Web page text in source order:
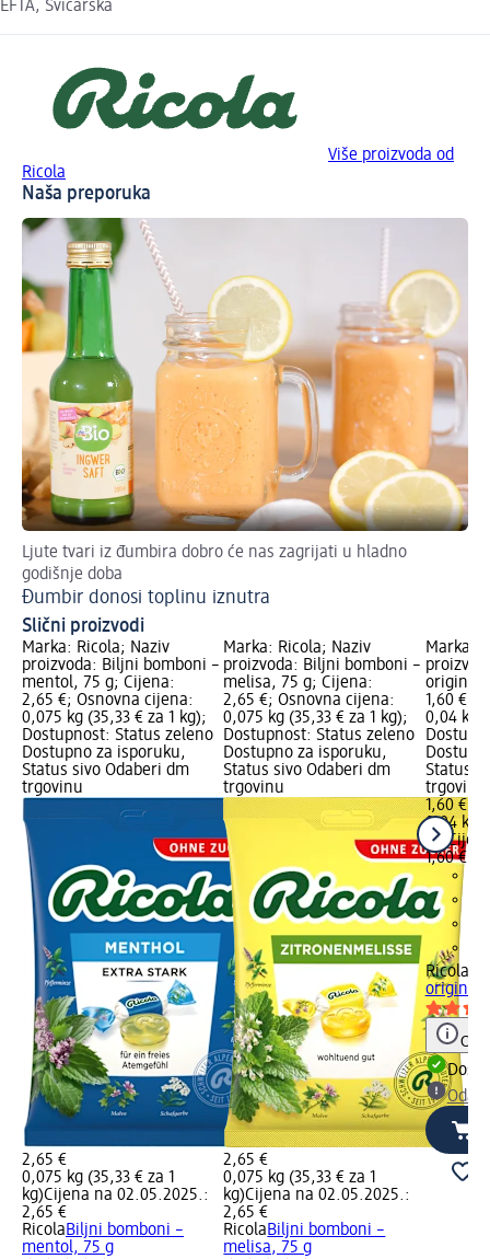
EFTA, Švicarska
Više proizvoda od
Ricola
Naša preporuka
Ljute tvari iz đumbira dobro će nas zagrijati u hladno
godišnje doba
Đumbir donosi toplinu iznutra
Slični proizvodi
Marka: Ricola; Naziv
proizvoda: Biljni bomboni –
mentol, 75 g; Cijena:
2,65 €; Osnovna cijena:
0,075 kg (35,33 € za 1 kg);
Dostupnost: Status zeleno
Dostupno za isporuku,
Status sivo Odaberi dm
trgovinu
2,65 €
0,075 kg (35,33 € za 1
kg)Cijena na 02.05.2025.:
2,65 €
RicolaBiljni bomboni –
mentol, 75 g
Marka: Ricola; Naziv
proizvoda: Biljni bomboni –
melisa, 75 g; Cijena:
2,65 €; Osnovna cijena:
0,075 kg (35,33 € za 1 kg);
Dostupnost: Status zeleno
Dostupno za isporuku,
Status sivo Odaberi dm
trgovinu
2,65 €
0,075 kg (35,33 € za 1
kg)Cijena na 02.05.2025.:
2,65 €
RicolaBiljni bomboni –
melisa, 75 g
Marka:
original,
1,60 €;
0,04 kg
Status
trgovinu
1,60 €
0,04 kg
kg)
1,60 €
Ricola
original,